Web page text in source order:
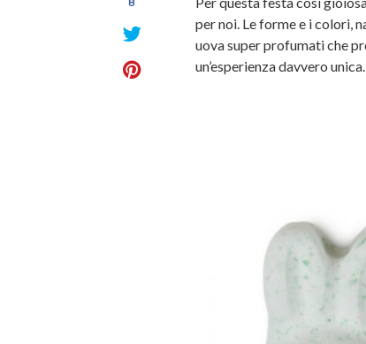
8
per noi. Le forme e i colori,
uova super profumati che
un’esperienza davvero